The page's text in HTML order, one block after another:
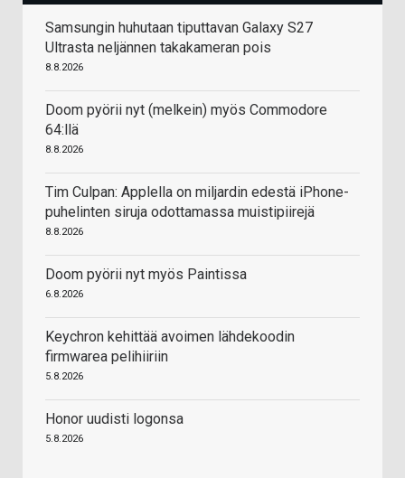
Samsungin huhutaan tiputtavan Galaxy S27
Ultrasta neljännen takakameran pois
8.8.2026
Doom pyörii nyt (melkein) myös Commodore
64:llä
8.8.2026
Tim Culpan: Applella on miljardin edestä iPhone-
puhelinten siruja odottamassa muistipiirejä
8.8.2026
Doom pyörii nyt myös Paintissa
6.8.2026
Keychron kehittää avoimen lähdekoodin
firmwarea pelihiiriin
5.8.2026
Honor uudisti logonsa
5.8.2026